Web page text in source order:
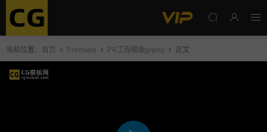
当前位置： 首页 Premiere PR工程模板prproj 正文